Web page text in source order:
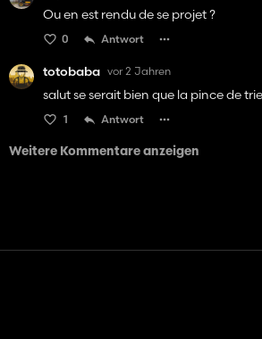
Ou en est rendu de se projet ?
0 Antwort
totobaba vor 2 Jahren
salut se serait bien que la pince de
1 Antwort
Weitere Kommentare anzeigen